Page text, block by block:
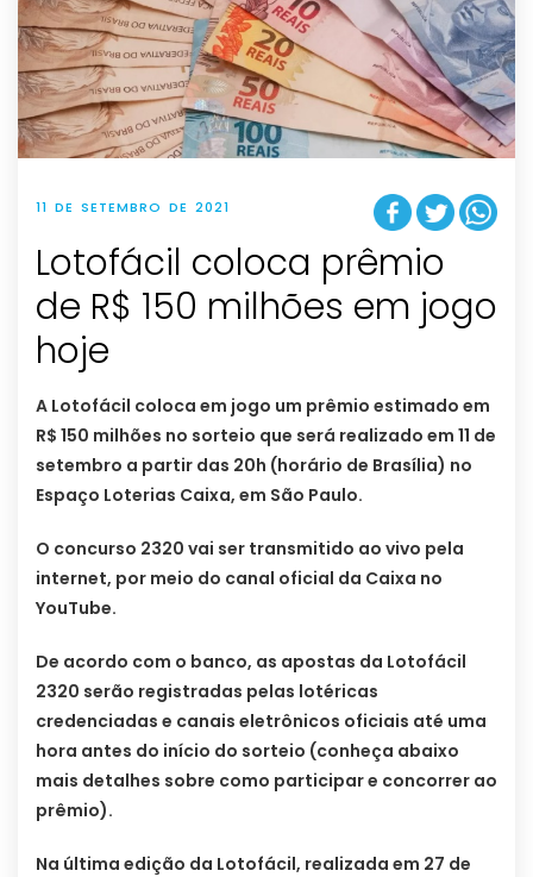
11 DE SETEMBRO DE 2021
Lotofácil coloca prêmio
de R$ 150 milhões em jogo
hoje
A Lotofácil coloca em jogo um prêmio estimado em
R$ 150 milhões no sorteio que será realizado em 11 de
setembro a partir das 20h (horário de Brasília) no
Espaço Loterias Caixa, em São Paulo.
O concurso 2320 vai ser transmitido ao vivo pela
internet, por meio do canal oficial da Caixa no
YouTube.
De acordo com o banco, as apostas da Lotofácil
2320 serão registradas pelas lotéricas
credenciadas e canais eletrônicos oficiais até uma
hora antes do início do sorteio (conheça abaixo
mais detalhes sobre como participar e concorrer ao
prêmio).
Na última edição da Lotofácil, realizada em 27 de